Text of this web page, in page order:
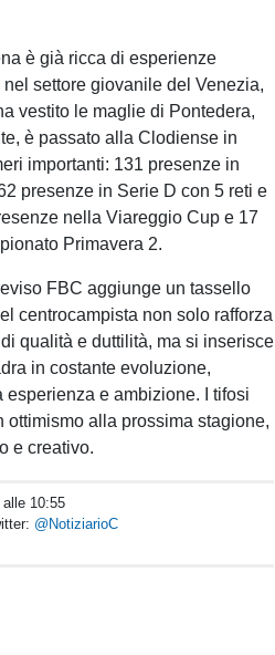
è già ricca di esperienze
settore giovanile del Venezia,
vestito le maglie di Pontedera,
è passato alla Clodiense in
importanti: 131 presenze in
presenze in Serie D con 5 reti e
nella Viareggio Cup e 17
Primavera 2.
FBC aggiunge un tassello
centrocampista non solo rafforza
qualità e duttilità, ma si inserisce
in costante evoluzione,
e ambizione. I tifosi
alla prossima stagione,
e creativo.
10:55
@NotiziarioC